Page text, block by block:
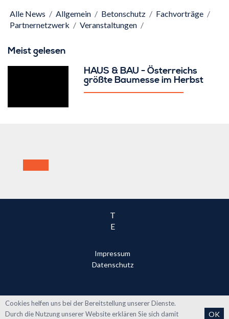
Cookies helfen uns bei der Bereitstellung unserer Dienste.
Durch die Nutzung unserer Website erklären Sie sich damit
Alle News / Allgemein / Betonschutz / Fachvorträge /
Partnernetzwerk / Veranstaltungen /
Meist gelesen
HAUS & BAU - Österreichs
größte Baumesse im Herbst
T
E
Impressum
Datenschutz